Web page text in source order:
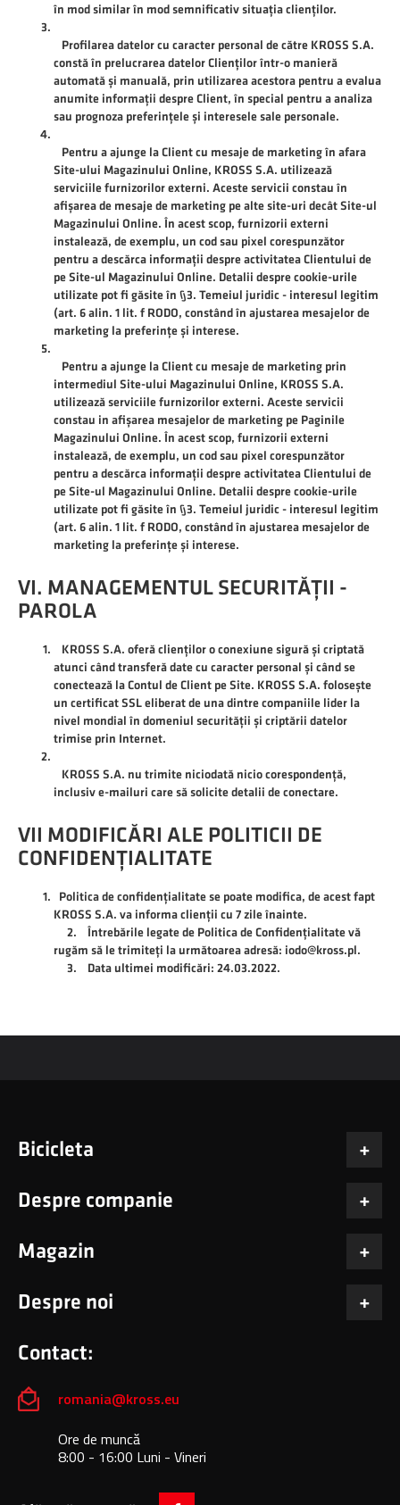
în mod similar în mod semnificativ situația clienților.
Profilarea datelor cu caracter personal de către KROSS S.A.
constă în prelucrarea datelor Clienților într-o manieră
automată și manuală, prin utilizarea acestora pentru a evalua
anumite informații despre Client, în special pentru a analiza
sau prognoza preferințele și interesele sale personale.
Pentru a ajunge la Client cu mesaje de marketing în afara
Site-ului Magazinului Online, KROSS S.A. utilizează
serviciile furnizorilor externi. Aceste servicii constau în
afișarea de mesaje de marketing pe alte site-uri decât Site-ul
Magazinului Online. În acest scop, furnizorii externi
instalează, de exemplu, un cod sau pixel corespunzător
pentru a descărca informații despre activitatea Clientului de
pe Site-ul Magazinului Online. Detalii despre cookie-urile
utilizate pot fi găsite în §3. Temeiul juridic - interesul legitim
(art. 6 alin. 1 lit. f RODO, constând în ajustarea mesajelor de
marketing la preferințe și interese.
Pentru a ajunge la Client cu mesaje de marketing prin
intermediul Site-ului Magazinului Online, KROSS S.A.
utilizează serviciile furnizorilor externi. Aceste servicii
constau in afișarea mesajelor de marketing pe Paginile
Magazinului Online. În acest scop, furnizorii externi
instalează, de exemplu, un cod sau pixel corespunzător
pentru a descărca informații despre activitatea Clientului de
pe Site-ul Magazinului Online. Detalii despre cookie-urile
utilizate pot fi găsite în §3. Temeiul juridic - interesul legitim
(art. 6 alin. 1 lit. f RODO, constând în ajustarea mesajelor de
marketing la preferințe și interese.
VI. MANAGEMENTUL SECURITĂȚII -
PAROLA
KROSS S.A. oferă clienților o conexiune sigură și criptată
atunci când transferă date cu caracter personal și când se
conectează la Contul de Client pe Site. KROSS S.A. folosește
un certificat SSL eliberat de una dintre companiile lider la
nivel mondial în domeniul securității și criptării datelor
trimise prin Internet.
KROSS S.A. nu trimite niciodată nicio corespondență,
inclusiv e-mailuri care să solicite detalii de conectare.
VII MODIFICĂRI ALE POLITICII DE
CONFIDENȚIALITATE
Politica de confidențialitate se poate modifica, de acest fapt
KROSS S.A. va informa clienții cu 7 zile înainte.
2. Întrebările legate de Politica de Confidențialitate vă
rugăm să le trimiteți la următoarea adresă: iodo@kross.pl.
3. Data ultimei modificări: 24.03.2022.
Bicicleta
Despre companie
Magazin
Despre noi
Contact:
romania@kross.eu
Ore de muncă
8:00 - 16:00 Luni - Vineri